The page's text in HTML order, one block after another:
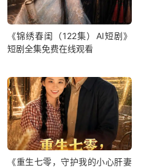
《锦绣春闺（122集）AI短剧》
短剧全集免费在线观看
《重生七零，守护我的小心肝妻